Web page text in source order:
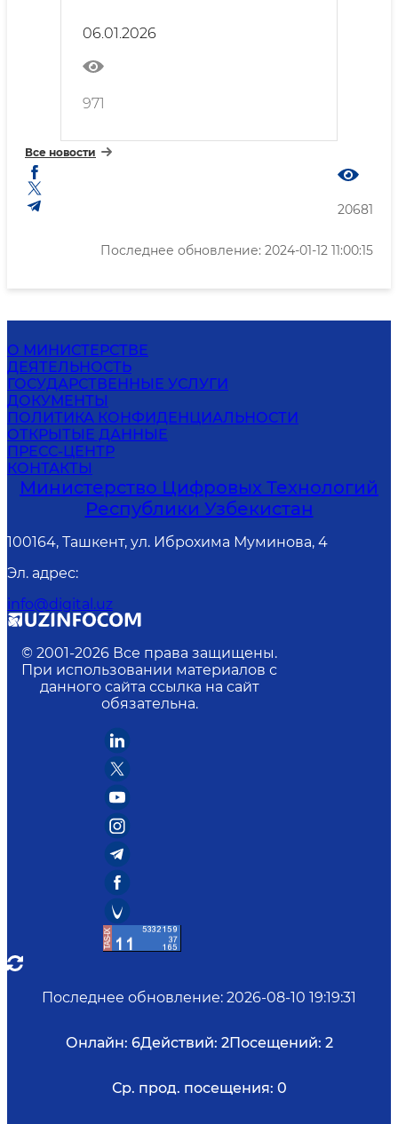
06.01.2026
971
Все новости
20681
Последнее обновление: 2024-01-12 11:00:15
О МИНИСТЕРСТВЕ
ДЕЯТЕЛЬНОСТЬ
ГОСУДАРСТВЕННЫЕ УСЛУГИ
ДОКУМЕНТЫ
ПОЛИТИКА КОНФИДЕНЦИАЛЬНОСТИ
ОТКРЫТЫЕ ДАННЫЕ
ПРЕСС-ЦЕНТР
КОНТАКТЫ
Министерство Цифровых Технологий
Республики Узбекистан
100164, Ташкент, ул. Иброхима Муминова, 4
Эл. адрес:
info@digital.uz
© 2001-2026 Все права защищены.
При использовании материалов с
данного сайта ссылка на сайт
обязательна.
Последнее обновление: 2026-08-10 19:19:31
Онлайн: 6Действий: 2Посещений: 2
Ср. прод. посещения: 0